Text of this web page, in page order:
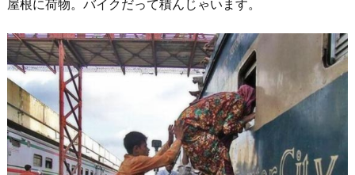
屋根に荷物。バイクだって積んじゃいます。